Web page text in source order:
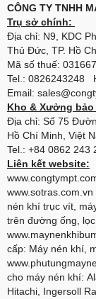
CÔNG TY TNHH
Trụ sở chính:
Địa chỉ: N9, KDC
Thủ Đức, TP. Hồ
Mã số thuế:
Tel.: 0826243248
Email:
Kho & Xưởng
Địa chỉ: Số 75
Hồ Chí Minh, Việt
Tel.: +84 0862
Liên kết website:
www.sotras.com.vn
nén khí trục vít,
trên đường ống, lọc
cấp: Máy nén khí,
cho máy nén khí:
Hitachi, Ingersoll